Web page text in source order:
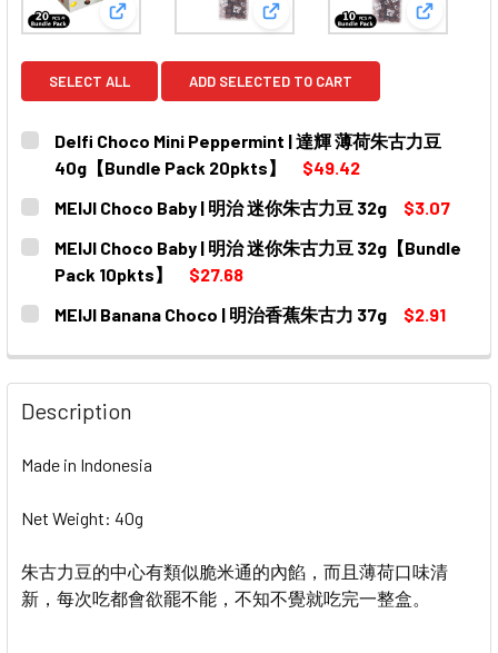
View: Delfi Choco Mini Peppermint | 達輝 薄荷朱
View: MEIJI Choco Baby | 明
View:
SELECT ALL ADD SELECTED TO CART
Delfi Choco Mini Peppermint | 達輝 薄荷朱古力豆
40g【Bundle Pack 20pkts】
$49.42
CURRENT
STOCK:
QUANTITY:
DECREASE QUANTITY OF DELFI CHOCO MINI
MEIJI Choco Baby | 明治 迷你朱古力豆 32g
$3.07
CURRENT
STOCK:
QUANTITY:
DECREASE QUANTITY OF MEIJI CHOCO BABY | 明治 迷你朱
INCREASE QUANTITY OF MEIJI CHOCO BABY |
MEIJI Choco Baby | 明治 迷你朱古力豆 32g【Bundle
Pack 10pkts】
$27.68
CURRENT
STOCK:
QUANTITY:
MEIJI Banana Choco | 明治香蕉朱古力 37g
$2.91
DECREASE QUANTITY OF MEIJI BANANA CHOCO | 明治香蕉
INCREASE QUANTITY OF MEIJI BANANA
Description
Made in Indonesia
Net Weight: 40g
朱古力豆的中心有類似脆米通的內餡，而且薄荷口味清
新，每次吃都會欲罷不能，不知不覺就吃完一整盒。